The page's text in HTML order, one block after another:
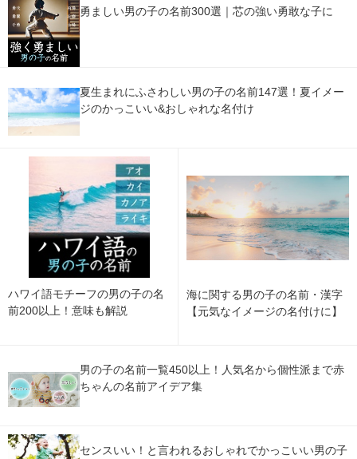
勇ましい男の子の名前300選｜芯の強い勇敢な子に
夏生まれにふさわしい男の子の名前147選！夏イメー
ジのかっこいい&おしゃれな名付け
ハワイ語モチーフの男の子の名
前200以上！意味も解説
海に関する男の子の名前・漢字
【元気なイメージの名付けに】
男の子の名前一覧450以上！人気名から個性派まで赤
ちゃんの名前アイデア集
センスいい！と言われるおしゃれでかっこいい男の子